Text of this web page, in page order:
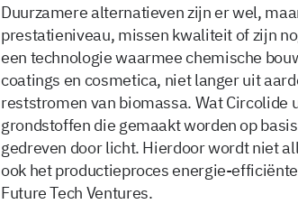
Duurzamere alternatieven zijn er wel,
prestatieniveau, missen kwaliteit of zijn
een technologie waarmee chemische
coatings en cosmetica, niet langer uit
reststromen van biomassa. Wat Circolide
grondstoffen die gemaakt worden op
gedreven door licht. Hierdoor wordt niet
ook het productieproces energie-
Future Tech Ventures.